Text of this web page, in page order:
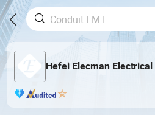
Hefei Elecman Electrical